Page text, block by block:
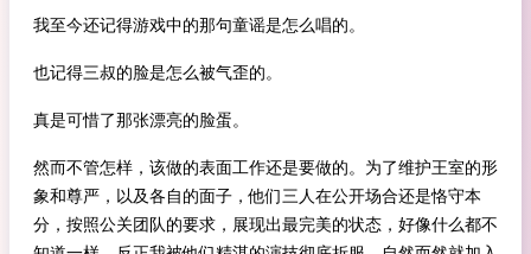
我至今还记得游戏中的那句童谣是怎么唱的。
也记得三叔的脸是怎么被气歪的。
真是可惜了那张漂亮的脸蛋。
然而不管怎样，该做的表面工作还是要做的。为了维护王室的形
象和尊严，以及各自的面子，他们三人在公开场合还是恪守本
分，按照公关团队的要求，展现出最完美的状态，好像什么都不